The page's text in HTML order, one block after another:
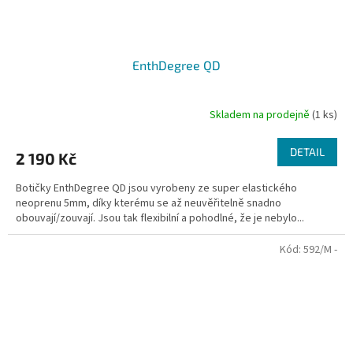
EnthDegree QD
Skladem na prodejně (1 ks)
2 190 Kč DETAIL
Botičky EnthDegree QD jsou vyrobeny ze super elastického
neoprenu 5mm, díky kterému se až neuvěřitelně snadno
obouvají/zouvají. Jsou tak flexibilní a pohodlné, že je nebylo...
Kód: 592/M -